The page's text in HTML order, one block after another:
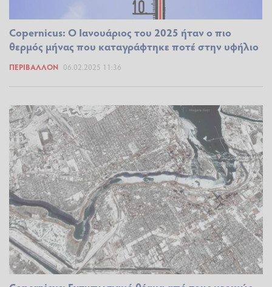
Copernicus: Ο Ιανουάριος του 2025 ήταν ο πιο
θερμός μήνας που καταγράφτηκε ποτέ στην υφήλιο
ΠΕΡΙΒΆΛΛΟΝ 06.02.2025 11:36